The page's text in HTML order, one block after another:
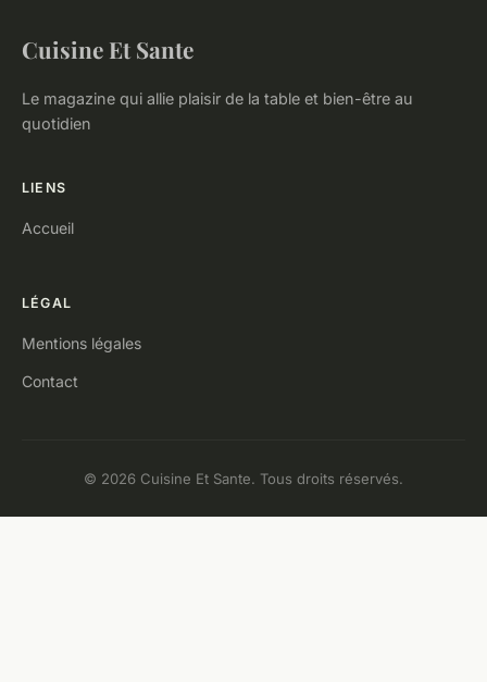
Cuisine Et Sante
Le magazine qui allie plaisir de la table et bien-être au
quotidien
LIENS
Accueil
LÉGAL
Mentions légales
Contact
© 2026 Cuisine Et Sante. Tous droits réservés.